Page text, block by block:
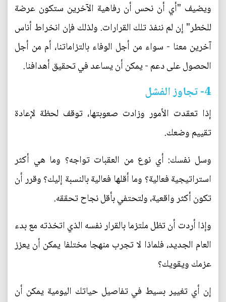
ويضيف "أي أن نحس أن رفاهية الآخرين ستكون عرضة
للخطر" إن لم ننفذ تلك القرارات. ولذلك فإن انخراط أناس
آخرين معنا - سواء من أجل الوفاء بالتزاماتنا، أم من أجل
الحصول على دعم - يمكن أن يساعد في تحقيق أهدافنا.
4- تجاوز الفشل
إذا تعقدت الأمور وزادت صعوبتها، توقف لحظة لإعادة
تقييم وضعك.
وسل نفسك: أي نوع من العقبات تواجه؟ وما هي أكثر
استراتيجية فعالية؟ وما أقلها فعالية بالنسبة إليك؟ وقرر أن
تكون أكثر واقعية، ولتحتفي بأقل نجاح تحققه.
وإذا أردت أن تظل ملتزما بالقرار نفسه الذي اتخذته مع بدء
العام الجديد، فلماذا لا تجرب منهجا مختلفا يمكن أن يعزز
عزمك ويقويك؟
إن أي تغيير بسيط في تفاصيل حياتك اليومية يمكن أن